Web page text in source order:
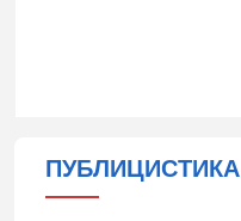
ПУБЛИЦИСТИКА